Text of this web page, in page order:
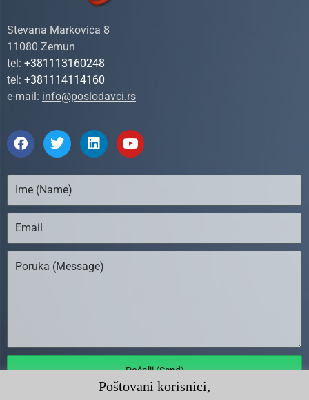
Stevana Markovića 8
11080 Zemun
tel: +381113160248
tel: +381114114160
e-mail: info@poslodavci.rs
Pošalji (Send)
Poštovani korisnici,